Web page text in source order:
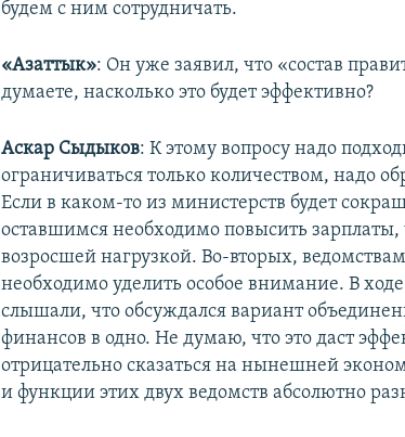
будем с ним сотрудничать.
«Азаттык»: Он уже заявил, что «состав
думаете, насколько это будет эффективно?
Аскар Сыдыков: К этому вопросу надо
ограничиваться только количеством, надо
Если в каком-то из министерств будет
оставшимся необходимо повысить зарплаты,
возросшей нагрузкой. Во-вторых,
необходимо уделить особое внимание. В
слышали, что обсуждался вариант
финансов в одно. Не думаю, что это даст
отрицательно сказаться на нынешней
и функции этих двух ведомств абсолютно